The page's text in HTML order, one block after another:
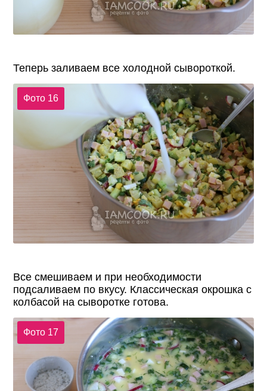
Теперь заливаем все холодной сывороткой.
Фото 16
Все смешиваем и при необходимости
подсаливаем по вкусу. Классическая окрошка с
колбасой на сыворотке готова.
Фото 17